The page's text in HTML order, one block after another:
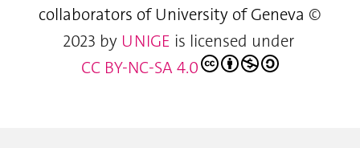
collaborators of University of Geneva ©
2023 by UNIGE is licensed under
CC BY-NC-SA 4.0